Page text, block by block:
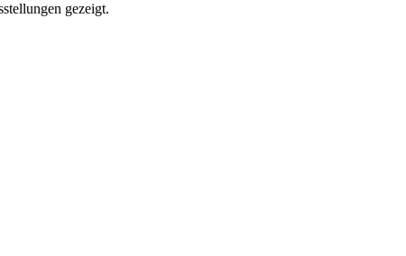
gezeigt.